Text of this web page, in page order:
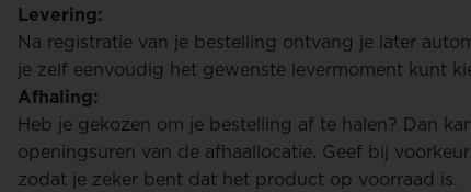
Levering:
Na registratie van je bestelling ontvang je later
je zelf eenvoudig het gewenste levermoment kunt
Afhaling:
Heb je gekozen om je bestelling af te halen? Dan
openingsuren van de afhaallocatie. Geef bij
zodat je zeker bent dat het product op voorraad is.
Houtbox Beuk – 1 m³
€ 275
/ Box
€